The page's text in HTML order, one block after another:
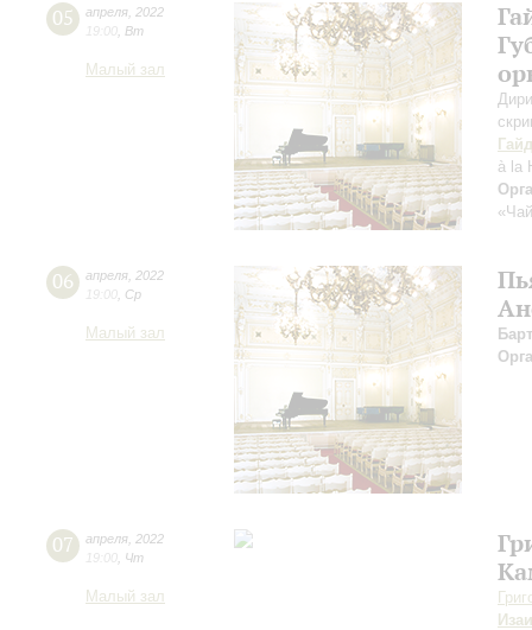
05 апреля 2022
19:00 Вт
Малый зал
à la
06 апреля 2022
19:00 Ср
Малый зал
07 апреля 2022
19:00 Чт
Малый зал
Изаи